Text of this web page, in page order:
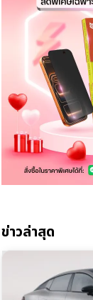
ข่าวล่าสุด